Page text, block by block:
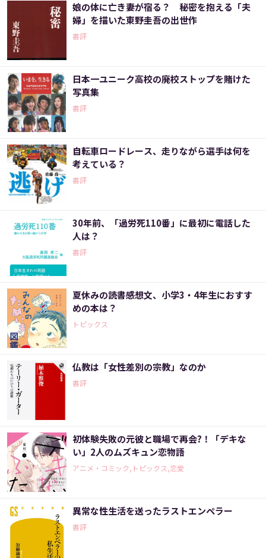
娘の体に亡き妻が宿る？ 秘密を抱える「夫
婦」を描いた東野圭吾の出世作
書評
日本一ユニーク高校の廃校ストップを賭けた
写真集
書評
自転車ロードレース、走りながら選手は何を
考えている？
書評
30年前、「過労死110番」に最初に電話した
人は？
書評
夏休みの読書感想文、小学3・4年生におすす
めの本は？
トピックス
仏教は「女性差別の宗教」なのか
書評
初体験失敗の元彼と職場で再会?！「デキな
い」2人のムズキュン恋物語
アニメ・コミック,トピックス,恋愛
異常な性生活を送ったラストエンペラー
書評